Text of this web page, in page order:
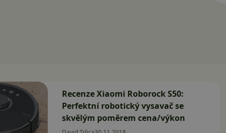
Recenze Xiaomi Roborock S50:
Perfektní robotický vysavač se
skvělým poměrem cena/výkon